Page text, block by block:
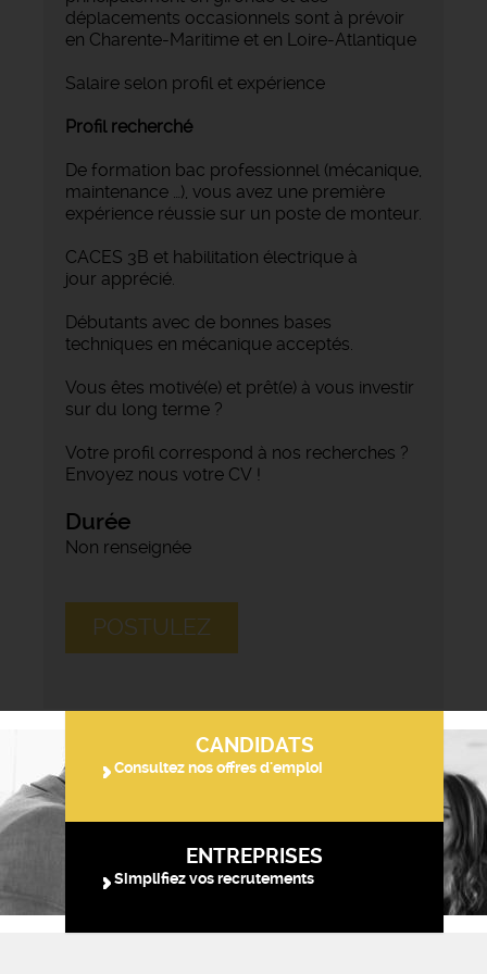
déplacements occasionnels sont à prévoir
en Charente-Maritime et en Loire-Atlantique
Salaire selon profil et expérience
Profil recherché
De formation bac professionnel (mécanique,
maintenance …), vous avez une première
expérience réussie sur un poste de monteur.
CACES 3B et habilitation électrique à
jour apprécié.
Débutants avec de bonnes bases
techniques en mécanique acceptés.
Vous êtes motivé(e) et prêt(e) à vous investir
sur du long terme ?
Votre profil correspond à nos recherches ?
Envoyez nous votre CV !
Durée
Non renseignée
POSTULEZ
CANDIDATS
Consultez nos offres d'emploi
ENTREPRISES
Simplifiez vos recrutements